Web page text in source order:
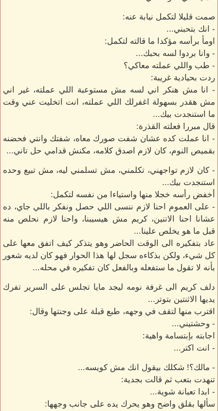
صمت قليلا لتكمل نيابة عنه:
- انك بتحبني...
اومأ برأسه مؤكدا ما قالته لتكمل:
- وانا بردوا لسه بحبك...
- طب واللي عملته معاكي؟
ردت بحيادية غريبة:
- انا مش هنكر اني لسه مش مستوعبة اللي عملته، غير اني
مش هقدر بسهولة اغفرلك اللي عملته، انت اتخليت عني وقت
ما استنجدت بيك...
قال مبررا فعلته القذرة:
- انا عملت كده عشان شفت صورك معاه، شفتك وانتي فحضنه
بقميص النوم، كان لازم اصدق كلامه، مكنش قدامي حل تاني...
- كان لازم تواجهني، تكلمني، مش تسلمني ليه، مش تبيع وحده
استنجدت بيك...
أخفض رأسه خجلا منها واستياءا من نفسه لتكمل:
- على العموم احنا لازم ننسى اللي حصل ونفكر باللي جاي، ده
عشانا احنا الاتنين، كريم مش هيسيبنا، واحنا لازم نحلص منه
قبل ما هو يخلص علينا...
عاد بتفكيره الى الوقت الحاضر وهو يتذكر كيف اتفق معها على
كل شيء، ولكن بذكاءه سجل لها هذا الحوار فهو كان لديه شعور
بأنه لا تقول ما ستفعله وبالفعل كان تفكيره في محله...
دلف كريم الى غرفة نومه ليجد مايا تجلس على السرير تفرك
يديها الاثنتين بتوتر...
اقترب منها لتقف في وجهه، طبع قبلة على وجنتها وقال:
- وحشتيني...
اجابته بإبتسامة واهية:
- انت اكتر...
- مالك؟! شكلك بيقول انك مش كويسه...
تنهدت بتعب ثم قالت بجدية:
- ابدا تعبانة شوية...
سألها بقلق واضح وهو يحرك يده على جانب وجهها: